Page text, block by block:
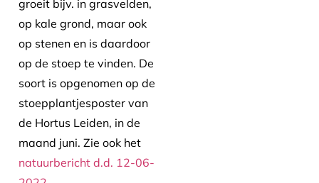
groeit bijv. in grasvelden,
op kale grond, maar ook
op stenen en is daardoor
op de stoep te vinden. De
soort is opgenomen op de
stoepplantjesposter van
de Hortus Leiden, in de
maand juni. Zie ook het
natuurbericht d.d. 12-06-